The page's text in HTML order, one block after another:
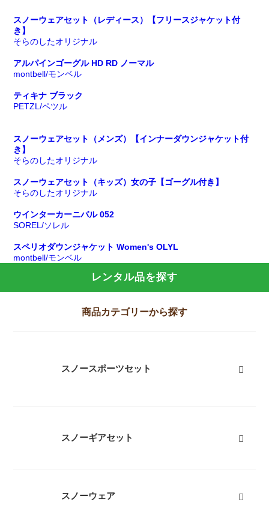
スノーウェアセット（レディース）【フリースジャケット付
き】
そらのしたオリジナル
アルパインゴーグル HD RD ノーマル
montbell/モンベル
ティキナ ブラック
PETZL/ペツル
スノーウェアセット（メンズ）【インナーダウンジャケット付
き】
そらのしたオリジナル
スノーウェアセット（キッズ）女の子【ゴーグル付き】
そらのしたオリジナル
ウインターカーニバル 052
SOREL/ソレル
スペリオダウンジャケット Women's OLYL
montbell/モンベル
レンタル品を探す
商品カテゴリーから探す
スノースポーツセット
スノーギアセット
スノーウェア